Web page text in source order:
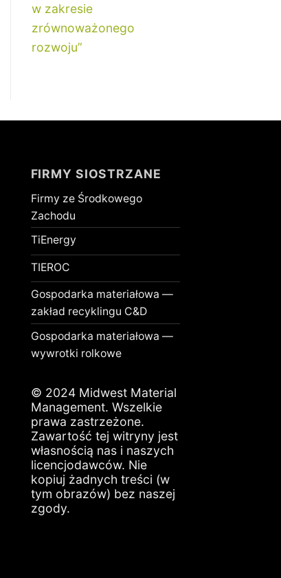
w zakresie
zrównoważonego
rozwoju”
FIRMY SIOSTRZANE
Firmy ze Środkowego
Zachodu
TiEnergy
TIEROC
Gospodarka materiałowa —
zakład recyklingu C&D
Gospodarka materiałowa —
wywrotki rolkowe
© 2024 Midwest Material
Management. Wszelkie
prawa zastrzeżone.
Zawartość tej witryny jest
własnością nas i naszych
licencjodawców. Nie
kopiuj żadnych treści (w
tym obrazów) bez naszej
zgody.